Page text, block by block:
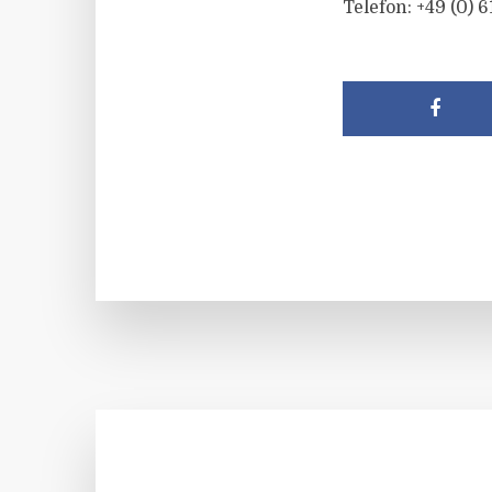
Telefon: +49 (0)